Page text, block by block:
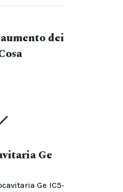
dei
Ge
Ge IC5-